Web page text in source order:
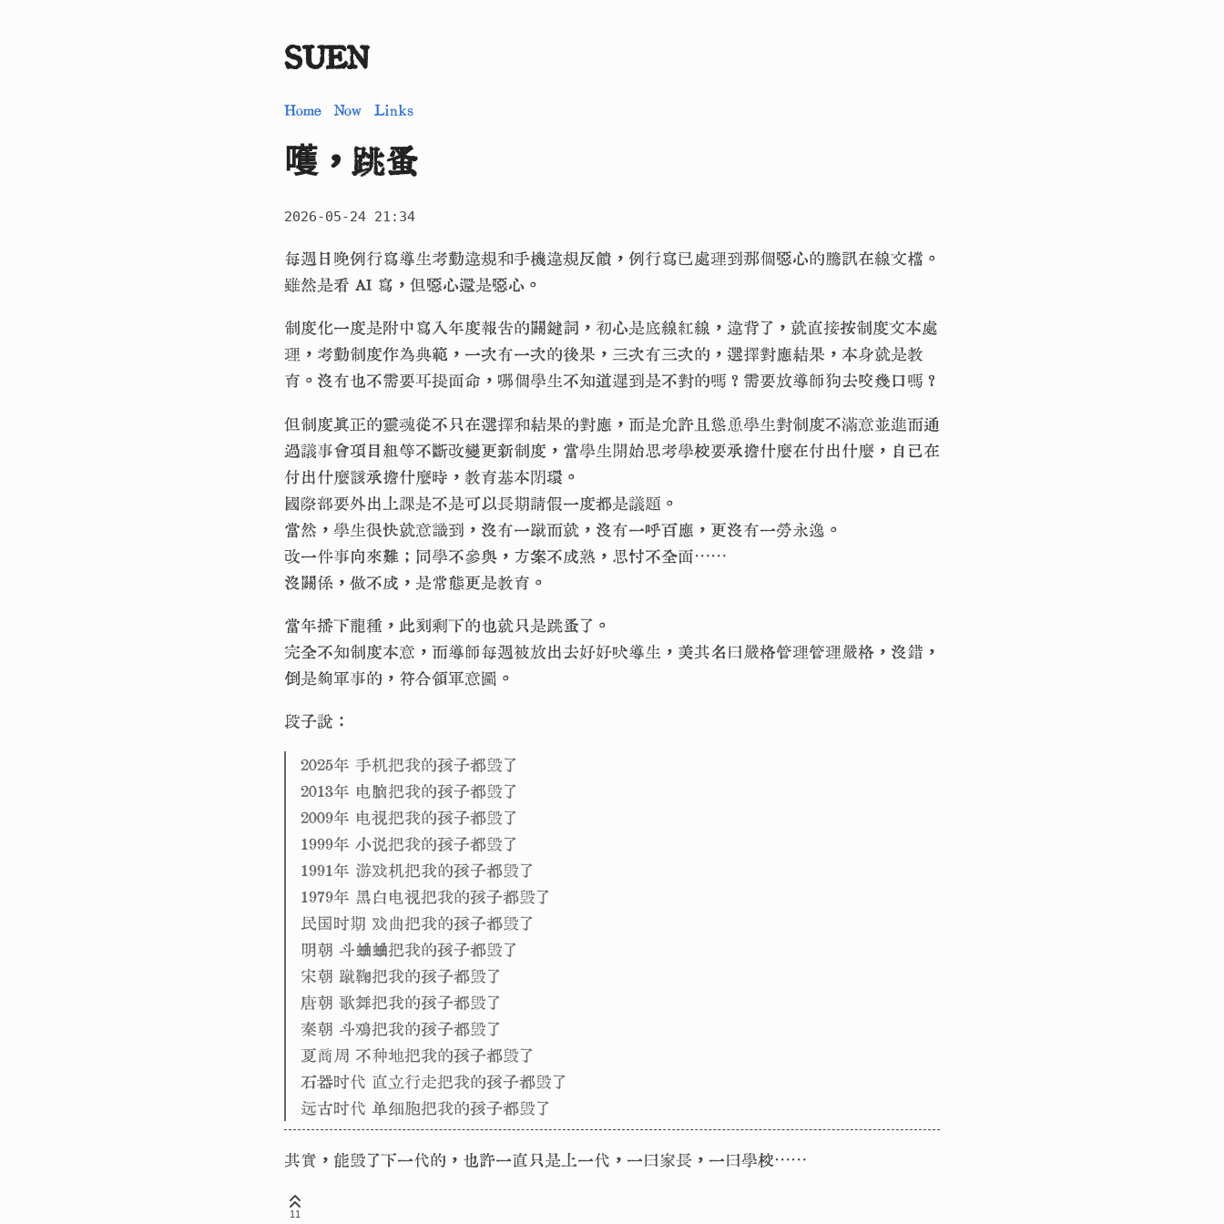
SUEN
Home Now Links
嚄，跳蚤
2026-05-24 21:34
每週日晚例行寫導生考勤違規和手機違規反饋，例行寫已處理到那個噁心的騰訊在線文檔。
雖然是看 AI 寫，但噁心還是噁心。
制度化一度是附中寫入年度報告的關鍵詞，初心是底線紅線，違背了，就直接按制度文本處
理，考勤制度作為典範，一次有一次的後果，三次有三次的，選擇對應結果，本身就是教
育。沒有也不需要耳提面命，哪個學生不知道遲到是不對的嗎？需要放導師狗去咬幾口嗎？
但制度真正的靈魂從不只在選擇和結果的對應，而是允許且慫恿學生對制度不滿意並進而通
過議事會項目組等不斷改變更新制度，當學生開始思考學校要承擔什麼在付出什麼，自己在
付出什麼該承擔什麼時，教育基本閉環。
國際部要外出上課是不是可以長期請假一度都是議題。
當然，學生很快就意識到，沒有一蹴而就，沒有一呼百應，更沒有一勞永逸。
改一件事向來難；同學不參與，方案不成熟，思忖不全面⋯⋯
沒關係，做不成，是常態更是教育。
當年播下龍種，此刻剩下的也就只是跳蚤了。
完全不知制度本意，而導師每週被放出去好好吠導生，美其名曰嚴格管理管理嚴格，沒錯，
倒是夠軍事的，符合領軍意圖。
段子說：
2025年 手机把我的孩子都毁了
2013年 电脑把我的孩子都毁了
2009年 电视把我的孩子都毁了
1999年 小说把我的孩子都毁了
1991年 游戏机把我的孩子都毁了
1979年 黑白电视把我的孩子都毁了
民国时期 戏曲把我的孩子都毁了
明朝 斗蛐蛐把我的孩子都毁了
宋朝 蹴鞠把我的孩子都毁了
唐朝 歌舞把我的孩子都毁了
秦朝 斗鸡把我的孩子都毁了
夏商周 不种地把我的孩子都毁了
石器时代 直立行走把我的孩子都毁了
远古时代 单细胞把我的孩子都毁了
其實，能毁了下一代的，也許一直只是上一代，一曰家長，一曰學校⋯⋯
11